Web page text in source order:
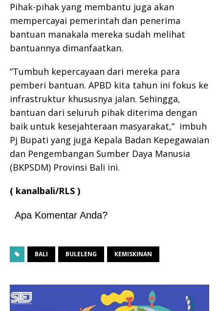
Pihak-pihak yang membantu juga akan
mempercayai pemerintah dan penerima
bantuan manakala mereka sudah melihat
bantuannya dimanfaatkan.
“Tumbuh kepercayaan dari mereka para
pemberi bantuan. APBD kita tahun ini fokus ke
infrastruktur khususnya jalan. Sehingga,
bantuan dari seluruh pihak diterima dengan
baik untuk kesejahteraan masyarakat,” imbuh
Pj Bupati yang juga Kepala Badan Kepegawaian
dan Pengembangan Sumber Daya Manusia
(BKPSDM) Provinsi Bali ini.
( kanalbali/RLS )
Apa Komentar Anda?
BALI BULELENG KEMISKINAN